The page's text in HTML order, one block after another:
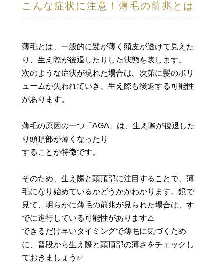
こんな症状に注意！薄毛の前兆とは
薄毛とは、一般的に髪が薄く頭皮が透けて見えた
り、生え際が後退したりした状態を表します。
次のような症状が現れた場合は、次第に髪のボリ
ュームが失われていき、生え際も後退する可能性
があります。
薄毛の原因の一つ「AGA」は、生え際が後退した
り頭頂部が薄くなったり
することが特徴です。
そのため、生え際と頭頂部に注目することで、薄
毛になり始めているかどうかがわかります。鏡で
見て、明らかに薄毛の前兆が見られた場合は、す
でに進行している可能性があります⚠️
できるだけ早いタイミングで薄毛に気づくため
に、普段から生え際と頭頂部の薄さをチェックし
ておきましょう✅